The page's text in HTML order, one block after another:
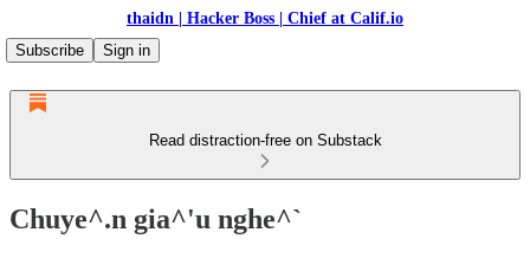
thaidn | Hacker Boss | Chief at Calif.io
Subscribe
Sign in
Read distraction-free on Substack
Chuye^.n gia^'u nghe^`